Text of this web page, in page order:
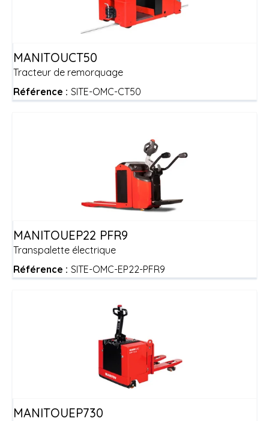
Tracteur de remorquage
MANITOUCT50
Référence : SITE-OMC-CT50
Transpalette électrique
MANITOUEP22 PFR9
Référence : SITE-OMC-EP22-PFR9
MANITOUEP730